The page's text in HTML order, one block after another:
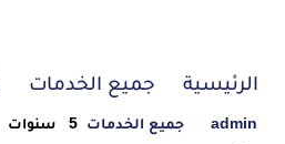
الرئيسية جميع الخدمات
admin جميع الخدمات 5 سنوات